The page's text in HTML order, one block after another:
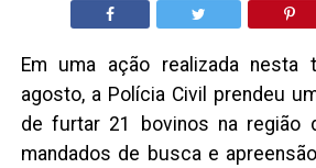
Em uma ação realizada nesta
agosto, a Polícia Civil prendeu
de furtar 21 bovinos na região
mandados de busca e